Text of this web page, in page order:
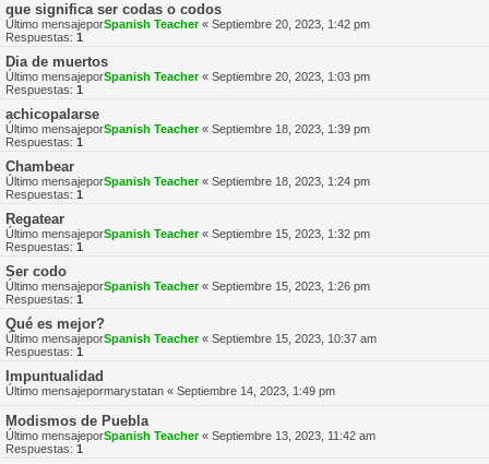
que significa ser codas o codos
Último mensajeporSpanish Teacher« Septiembre 20, 2023, 1:42 pm
Respuestas: 1
Dia de muertos
Último mensajeporSpanish Teacher« Septiembre 20, 2023, 1:03 pm
Respuestas: 1
achicopalarse
Último mensajeporSpanish Teacher« Septiembre 18, 2023, 1:39 pm
Respuestas: 1
Chambear
Último mensajeporSpanish Teacher« Septiembre 18, 2023, 1:24 pm
Respuestas: 1
Regatear
Último mensajeporSpanish Teacher« Septiembre 15, 2023, 1:32 pm
Respuestas: 1
Ser codo
Último mensajeporSpanish Teacher« Septiembre 15, 2023, 1:26 pm
Respuestas: 1
Qué es mejor?
Último mensajeporSpanish Teacher« Septiembre 15, 2023, 10:37 am
Respuestas: 1
Impuntualidad
Último mensajepormarystatan « Septiembre 14, 2023, 1:49 pm
Modismos de Puebla
Último mensajeporSpanish Teacher« Septiembre 13, 2023, 11:42 am
Respuestas: 1